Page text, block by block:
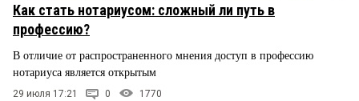
Как стать нотариусом: сложный ли путь в
профессию?
В отличие от распространенного мнения доступ в профессию
нотариуса является открытым
29 июля 17:21 0 1770